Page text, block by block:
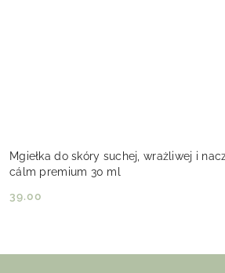
Mgiełka do skóry suchej, wrażliwej i
cálm premium 30 ml
Cena:
39.00